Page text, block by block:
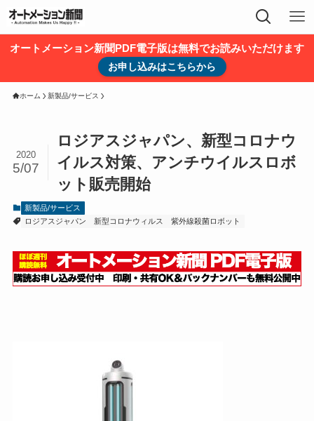
オートメーション新聞PDF電子版は無料でお読みいただけます
お申し込みはこちらから
ホーム 新製品/サービス
ロジアスジャパン、新型コロナウ
イルス対策、アンチウイルスロボ
ット販売開始
2020
5/07
新製品/サービス
ロジアスジャパン
新型コロナウィルス 紫外線殺菌ロボット